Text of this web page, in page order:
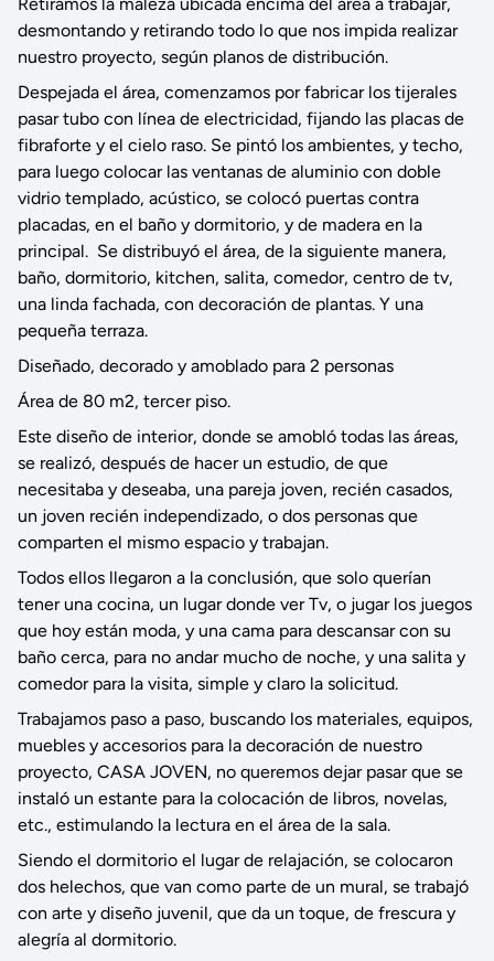
Retiramos la maleza ubicada encima del área a trabajar,
desmontando y retirando todo lo que nos impida realizar
nuestro proyecto, según planos de distribución.
Despejada el área, comenzamos por fabricar los tijerales
pasar tubo con línea de electricidad, fijando las placas de
fibraforte y el cielo raso. Se pintó los ambientes, y techo,
para luego colocar las ventanas de aluminio con doble
vidrio templado, acústico, se colocó puertas contra
placadas, en el baño y dormitorio, y de madera en la
principal. Se distribuyó el área, de la siguiente manera,
baño, dormitorio, kitchen, salita, comedor, centro de tv,
una linda fachada, con decoración de plantas. Y una
pequeña terraza.
Diseñado, decorado y amoblado para 2 personas
Área de 80 m2, tercer piso.
Este diseño de interior, donde se amobló todas las áreas,
se realizó, después de hacer un estudio, de que
necesitaba y deseaba, una pareja joven, recién casados,
un joven recién independizado, o dos personas que
comparten el mismo espacio y trabajan.
Todos ellos llegaron a la conclusión, que solo querían
tener una cocina, un lugar donde ver Tv, o jugar los juegos
que hoy están moda, y una cama para descansar con su
baño cerca, para no andar mucho de noche, y una salita y
comedor para la visita, simple y claro la solicitud.
Trabajamos paso a paso, buscando los materiales, equipos,
muebles y accesorios para la decoración de nuestro
proyecto, CASA JOVEN, no queremos dejar pasar que se
instaló un estante para la colocación de libros, novelas,
etc., estimulando la lectura en el área de la sala.
Siendo el dormitorio el lugar de relajación, se colocaron
dos helechos, que van como parte de un mural, se trabajó
con arte y diseño juvenil, que da un toque, de frescura y
alegría al dormitorio.